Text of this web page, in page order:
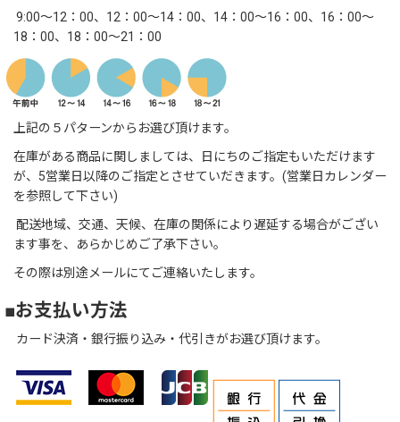
9:00～12：00、12：00～14：00、14：00～16：00、16：00～
18：00、18：00～21：00
上記の５パターンからお選び頂けます。
在庫がある商品に関しましては、日にちのご指定もいただけます
が、5営業日以降のご指定とさせていだきます。(営業日カレンダー
を参照して下さい)
配送地域、交通、天候、在庫の関係により遅延する場合がござい
ます事を、あらかじめご了承下さい。
その際は別途メールにてご連絡いたします。
■お支払い方法
カード決済・銀行振り込み・代引きがお選び頂けます。